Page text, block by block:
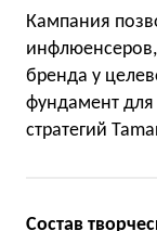
Кампания
инфлюенсеров,
бренда у
фундамент
стратегий
Состав